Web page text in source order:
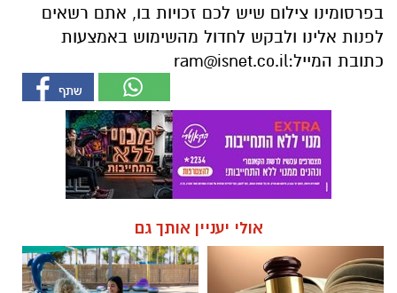
בפרסומינו צילום שיש לכם זכויות בו, אתם רשאים
לפנות אלינו ולבקש לחדול מהשימוש באמצעות
כתובת המייל:ram@isnet.co.il
אולי יעניין אותך גם